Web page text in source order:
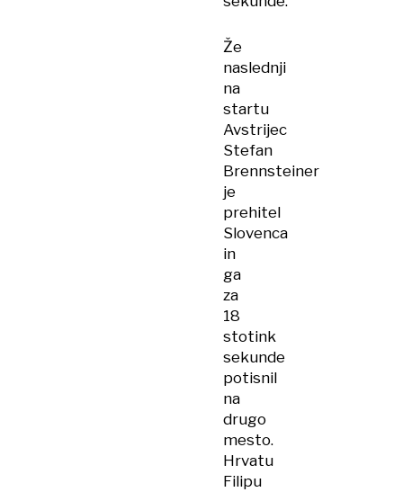
Že
naslednji
na
startu
Avstrijec
Stefan
Brennsteiner
je
prehitel
Slovenca
in
ga
za
18
stotink
sekunde
potisnil
na
drugo
mesto.
Hrvatu
Filipu